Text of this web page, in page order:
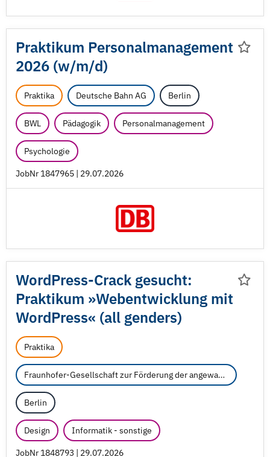
Praktikum Personalmanagement
2026 (w/m/d)
Praktika Deutsche Bahn AG Berlin
BWL Pädagogik Personalmanagement
Psychologie
JobNr 1847965 | 29.07.2026
WordPress-Crack gesucht:
Praktikum »Webentwicklung mit
WordPress« (all genders)
Praktika
Fraunhofer-Gesellschaft zur Förderung der angewandten Forschung e.V.
Berlin
Design Informatik - sonstige
JobNr 1848793 | 29.07.2026